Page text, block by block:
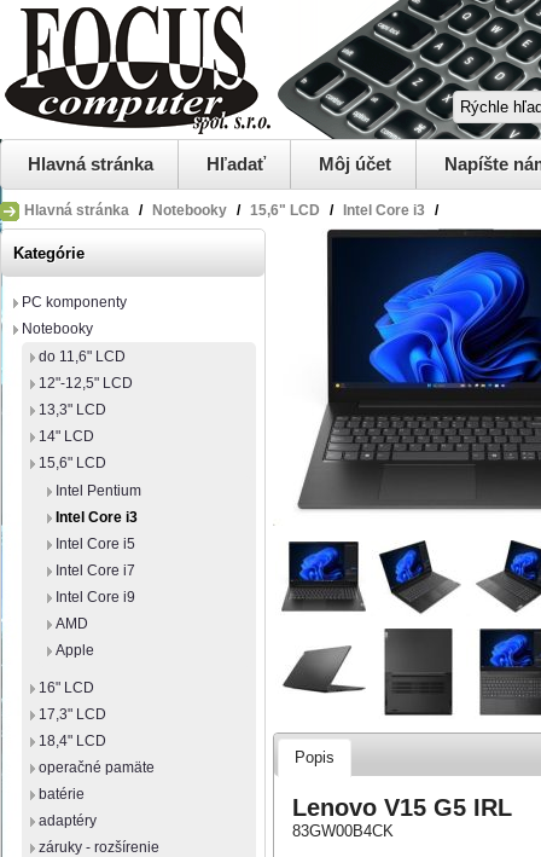
Hlavná stránka Hľadať Môj účet Napíšte
Hlavná stránka / Notebooky / 15,6" LCD / Intel Core i3 /
Kategórie
PC komponenty
Notebooky
do 11,6" LCD
12"-12,5" LCD
13,3" LCD
14" LCD
15,6" LCD
Intel Pentium
Intel Core i3
Intel Core i5
Intel Core i7
Intel Core i9
AMD
Apple
16" LCD
17,3" LCD
18,4" LCD
operačné pamäte
batérie
adaptéry
záruky - rozšírenie
Popis
Lenovo V15 G5 IRL
83GW00B4CK